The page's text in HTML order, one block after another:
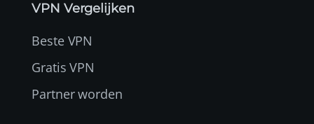
VPN Vergelijken
Beste VPN
Gratis VPN
Partner worden